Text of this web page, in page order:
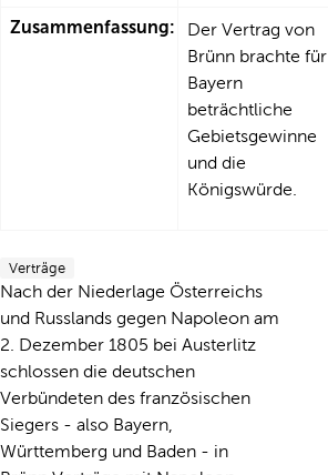
Zusammenfassung:
Der Vertrag von
Brünn brachte für
Bayern
beträchtliche
Gebietsgewinne
und die
Königswürde.
Verträge
Nach der Niederlage Österreichs
und Russlands gegen Napoleon am
2. Dezember 1805 bei Austerlitz
schlossen die deutschen
Verbündeten des französischen
Siegers - also Bayern,
Württemberg und Baden - in